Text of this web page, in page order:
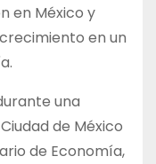
en México y
en un
una
de México
de Economía,